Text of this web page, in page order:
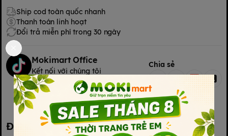
Ship cod toàn quốc nhanh
Thanh toán linh hoạt
Đổi trả miễn phí trong 30 ngày
Mokimart Office
Kết nối với chúng tôi
Kết nối với chúng tôi
Chia sẻ
Đặc điểm nổi bật